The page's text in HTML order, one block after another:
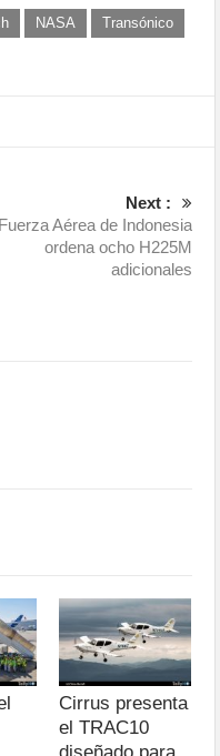
NASA
Transónico
Next :
Fuerza Aérea de Indonesia
ordena ocho H225M
adicionales
Cirrus presenta
el TRAC10
diseñado para